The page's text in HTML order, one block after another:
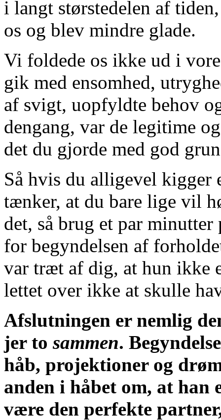
i langt størstedelen af
os og blev mindre glade.
Vi foldede os ikke ud i
gik med ensomhed,
af svigt, uopfyldte behov
dengang, var de legitime
det du gjorde med god
Så hvis du alligevel kigger
tænker, at du bare lige vil
det, så brug et par
for begyndelsen af
var træt af dig, at hun ikke
lettet over ikke at skulle
Afslutningen er nemlig
jer tosammen.
håb, projektioner og
anden i håbet om, at
være den perfekte